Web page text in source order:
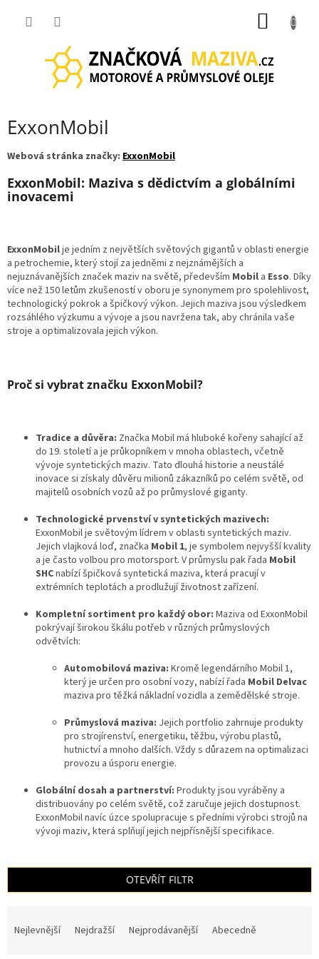
ExxonMobil
Webová stránka značky: ExxonMobil
ExxonMobil: Maziva s dědictvím a globálními
inovacemi
ExxonMobilje jedním z největších světových gigantů v oblasti energie
a petrochemie, který stojí za jedněmi z nejznámějších a
nejuznávanějších značek maziv na světě, především Mobil a Esso. Díky
více než 150 letům zkušeností v oboru je synonymem pro spolehlivost,
technologický pokrok a špičkový výkon. Jejich maziva jsou výsledkem
rozsáhlého výzkumu a vývoje a jsou navržena tak, aby chránila vaše
stroje a optimalizovala jejich výkon.
Proč si vybrat značku ExxonMobil?
Tradice a důvěra: Značka Mobil má hluboké kořeny sahající až
do 19. století a je průkopníkem v mnoha oblastech, včetně
vývoje syntetických maziv. Tato dlouhá historie a neustálé
inovace si získaly důvěru milionů zákazníků po celém světě, od
majitelů osobních vozů až po průmyslové giganty.
Technologické prvenství v syntetických mazivech:
ExxonMobil je světovým lídrem v oblasti syntetických maziv.
Jejich vlajková loď, značka Mobil 1, je symbolem nejvyšší kvality
a je často volbou pro motorsport. V průmyslu pak řada Mobil
SHCnabízí špičková syntetická maziva, která pracují v
extrémních teplotách a prodlužují životnost zařízení.
Kompletní sortiment pro každý obor: Maziva od ExxonMobil
pokrývají širokou škálu potřeb v různých průmyslových
odvětvích:
Automobilová maziva: Kromě legendárního Mobil 1,
který je určen pro osobní vozy, nabízí řada Mobil Delvac
maziva pro těžká nákladní vozidla a zemědělské stroje.
Průmyslová maziva: Jejich portfolio zahrnuje produkty
pro strojírenství, energetiku, těžbu, výrobu plastů,
hutnictví a mnoho dalších. Vždy s důrazem na optimalizaci
provozu a úsporu energie.
Globální dosah a partnerství: Produkty jsou vyráběny a
distribuovány po celém světě, což zaručuje jejich dostupnost.
ExxonMobil navíc úzce spolupracuje s předními výrobci strojů na
vývoji maziv, která splňují jejich nejpřísnější specifikace.
OTEVŘÍT FILTR
Nejlevnější Nejdražší Nejprodávanější Abecedně